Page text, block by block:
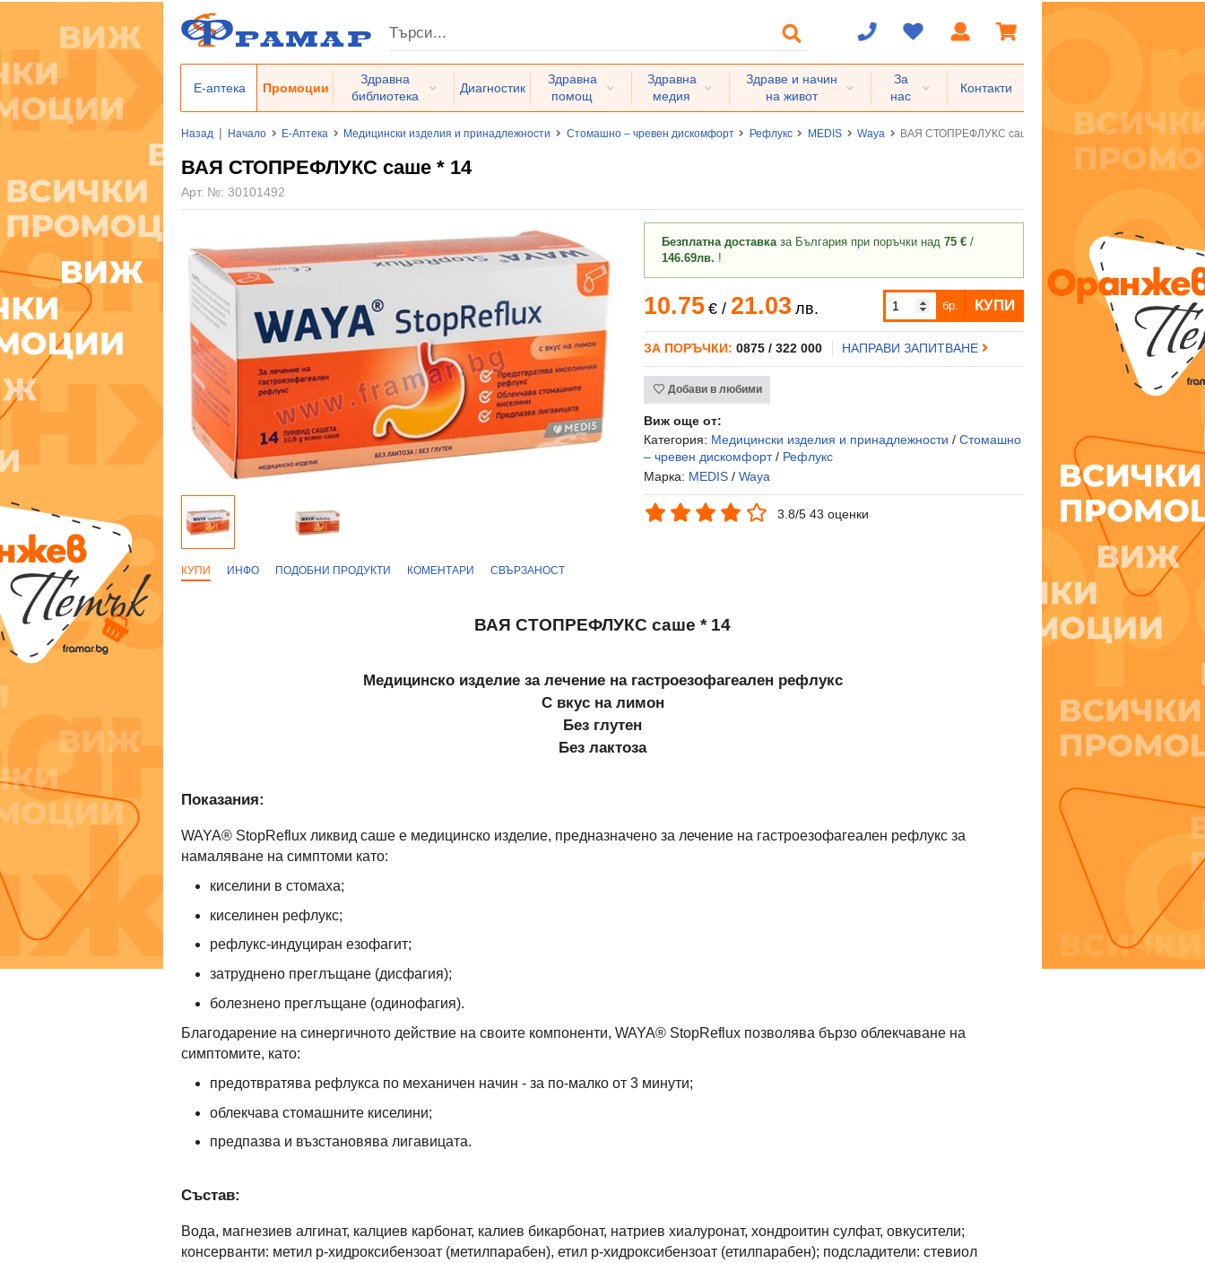
Е-аптека Промоции
Здравна
библиотека
Диагностик
Здравна
помощ
Здравна
медия
Здраве и начин
на живот
За
нас
Контакти
Назад | Начало Е-Аптека Медицински изделия и принадлежности Стомашно – чревен дискомфорт Рефлукс MEDIS Waya ВАЯ СТОПРЕФЛУКС саше * 14
ВАЯ СТОПРЕФЛУКС саше * 14
Арт. №: 30101492
Безплатна доставказа България при поръчки над 75 € /
146.69лв. !
10.75 €/ 21.03 лв. бр. КУПИ
ЗА ПОРЪЧКИ: 0875 / 322 000 НАПРАВИ ЗАПИТВАНЕ
Добави в любими
Виж още от:
Категория: Медицински изделия и принадлежности /Стомашно
– чревен дискомфорт/ Рефлукс
Марка: MEDIS /Waya
3.8/5 43 оценки
КУПИ ИНФО ПОДОБНИ ПРОДУКТИ КОМЕНТАРИ СВЪРЗАНОСТ
ВАЯ СТОПРЕФЛУКС саше * 14
Медицинско изделие за лечение на гастроезофагеален рефлукс
С вкус на лимон
Без глутен
Без лактоза
Показания:
WAYA® StopReflux ликвид саше е медицинско изделие, предназначено за лечение на гастроезофагеален рефлукс за
намаляване на симптоми като:
киселини в стомаха;
киселинен рефлукс;
рефлукс-индуциран езофагит;
затруднено преглъщане (дисфагия);
болезнено преглъщане (одинофагия).
Благодарение на синергичното действие на своите компоненти, WAYA® StopReflux позволява бързо облекчаване на
симптомите, като:
предотвратява рефлукса по механичен начин - за по-малко от 3 минути;
облекчава стомашните киселини;
предпазва и възстановява лигавицата.
Състав:
Вода, магнезиев алгинат, калциев карбонат, калиев бикарбонат, натриев хиалуронат, хондроитин сулфат, овкусители;
консерванти: метил р-хидроксибензоат (метилпарабен), етил р-хидроксибензоат (етилпарабен); подсладители: стевиол